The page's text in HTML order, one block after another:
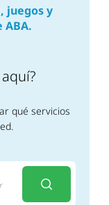
juegos y
ABA.
qué servicios